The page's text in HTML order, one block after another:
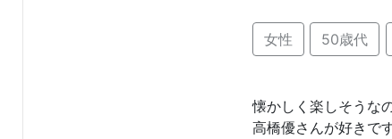
女性 50歳代
懐かしく楽しそうな
高橋優さんが好きです